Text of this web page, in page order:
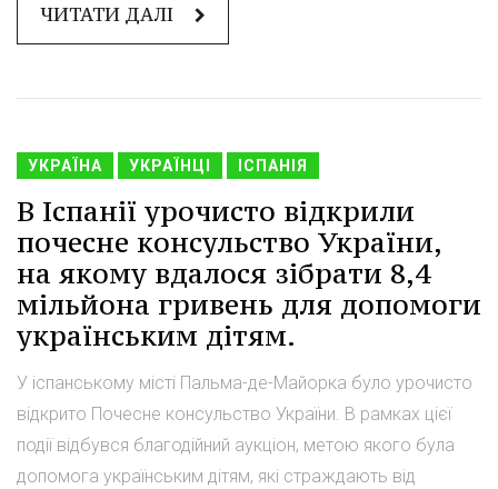
ЧИТАТИ ДАЛІ
УКРАЇНА УКРАЇНЦІ ІСПАНІЯ
В Іспанії урочисто відкрили
почесне консульство України,
на якому вдалося зібрати 8,4
мільйона гривень для допомоги
українським дітям.
У іспанському місті Пальма-де-Майорка було урочисто
відкрито Почесне консульство України. В рамках цієї
події відбувся благодійний аукціон, метою якого була
допомога українським дітям, які страждають від